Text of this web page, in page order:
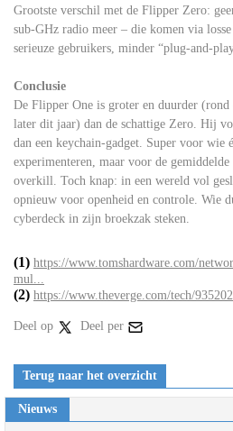
Grootste verschil met de Flipper Zero:
sub-GHz radio meer – die komen via
serieuze gebruikers, minder “plug-and-
Conclusie
De Flipper One is groter en duurder
later dit jaar) dan de schattige Zero. Hij
dan een keychain-gadget. Super voor wie
experimenteren, maar voor de gemiddelde
overkill. Toch knap: in een wereld vol
opnieuw voor openheid en controle. Wie
cyberdeck in zijn broekzak steken.
(1) https://www.tomshardware.com/
mul...
(2) https://www.theverge.com/tech/
Deel op Deel per
Terug naar het overzicht
Nieuws